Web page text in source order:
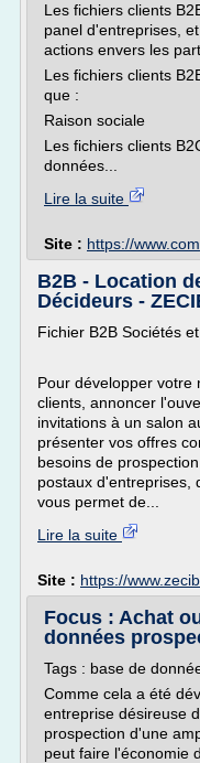
Les fichiers clients
panel d'entreprises,
actions envers les
Les fichiers clients
que :
Raison sociale
Les fichiers clients
données...
Lire la suite
Site : https://
B2B - Location
Décideurs -
Fichier B2B Sociétés
Pour développer votre
clients, annoncer
invitations à un salon
présenter vos offres
besoins de
postaux d'entreprises,
vous permet de...
Lire la suite
Site : https://
Focus : Achat
données
Tags : base de
Comme cela a été
entreprise désireuse
prospection d'une
peut faire l'économie